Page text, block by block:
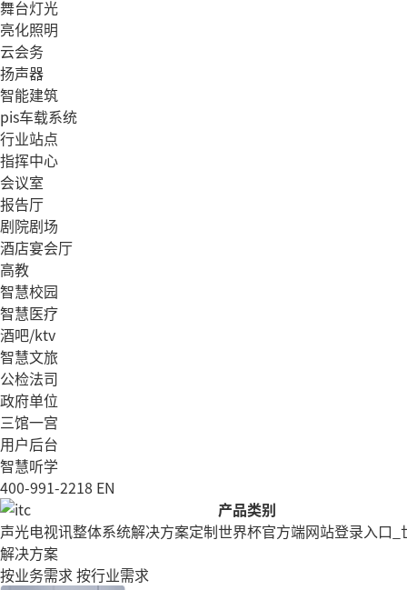
舞台灯光
亮化照明
云会务
扬声器
智能建筑
pis车载系统
行业站点
指挥中心
会议室
报告厅
剧院剧场
酒店宴会厅
高教
智慧校园
智慧医疗
酒吧/ktv
智慧文旅
公检法司
政府单位
三馆一宫
用户后台
智慧听学
400-991-2218 EN
声光电视讯整体系统解决方案定制
解决方案
按业务需求按行业需求
产品类别
世界杯官方端网站登录入口